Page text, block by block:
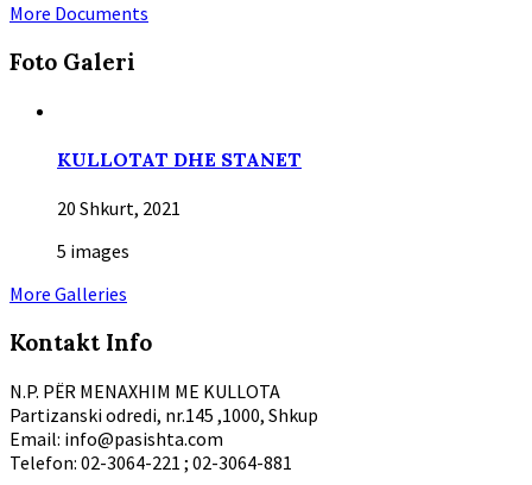
More Documents
Foto Gаleri
KULLOTAT DHE STANET
20 Shkurt, 2021
5 images
More Galleries
Kontakt Info
N.P. PËR MENAXHIM ME KULLOTA
Partizanski odredi, nr.145 ,1000, Shkup
Email: info@pasishta.com
Telefon: 02-3064-221 ; 02-3064-881